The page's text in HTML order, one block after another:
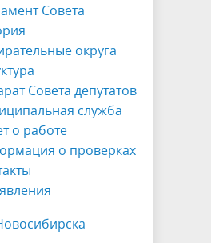
Совета
округа
Совета депутатов
служба
о работе
о проверках